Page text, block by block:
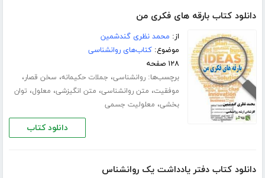
دانلود کتاب بارقه های فکری من
از: محمد نظری گندشمین
موضوع:کتاب‌های روانشناسی
۱۲۸ صفحه
برچسب‌ها:روانشناسی، جملات حکیمانه، سخن قصار،
موفقیت، متن روانشناسی، متن انگیزشی، معلول، توان
بخشی، معلولیت جسمی
دانلود کتاب
دانلود کتاب دفتر یادداشت یک روانشناس